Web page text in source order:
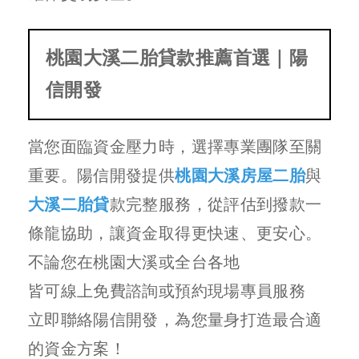
桃園大溪二胎貸款推薦首選｜陽
信開發
當您面臨資金壓力時，選擇專業團隊至關
重要。陽信開發提供桃園大溪房屋二胎與
大溪二胎貸款完整服務，從評估到撥款一
條龍協助，讓資金取得更快速、更安心。
不論您在桃園大溪或全台各地
皆可線上免費諮詢或預約現場專員服務
立即聯絡陽信開發，為您量身打造最合適
的資金方案！